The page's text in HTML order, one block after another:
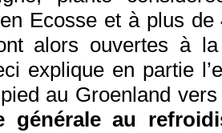
Ecosse et à plus
alors ouvertes à
explique en partie
au Groenland
générale au